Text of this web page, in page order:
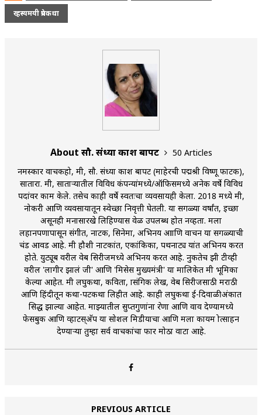
रहस्यमयी प्रेमकथा
About सौ. संध्या प्रकाश बापट
50 Articles
नमस्कार वाचकहो, मी, सौ. संध्या प्रकाश बापट (माहेरची पद्मश्री विष्णू फाटक),
सातारा. मी, सातार्‍यातील विविध कंपन्यांमध्ये/ऑफिसमध्ये अनेक वर्षे विविध
पदांवर काम केले. तसेच काही वर्षे स्वतःचा व्यवसायही केला. 2018 मध्ये मी,
नोकरी आणि व्यवसायातून स्वेच्छा निवृत्ती घेतली. या सगळ्या वर्षांत, इच्छा
असूनही मनासारखे लिहिण्यास वेळ उपलब्ध होत नव्हता. मला
लहानपणापासून संगीत, नाटक, सिनेमा, अभिनय आाणि वाचन या सगळ्याची
प्रचंड आवड आहे. मी हौशी नाटकांत, एकांकिका, पथनाट्य यांत अभिनय करत
होते. युट्यूब वरील वेब सिरीजमध्ये अभिनय करत आहे. नुकतेच झी टीव्ही
वरील 'लागीर झालं जी' आणि 'मिसेस मुख्यमंत्री' या मालिकेत मी भूमिका
केल्या आहेत. मी लघुकथा, कविता, प्रासंगिक लेख, वेब सिरीजसाठी मराठी
आणि हिंदीतून कथा-पटकथा लिहीत आहे. काही लघुकथा ई-दिवाळीअंकात
प्रसिद्ध झाल्या आहेत. माझ्यातील सुप्तगुणांना प्रेरणा आणि वाव देण्यामध्ये
फेसबुक आणि व्हाटस्अ‍ॅप या सोशल मिडीयाचा आणि मला कायम प्रोत्साहन
देण्यार्‍या तुम्हा सर्व वाचकांचा फार मोठा वाटा आहे.
PREVIOUS ARTICLE